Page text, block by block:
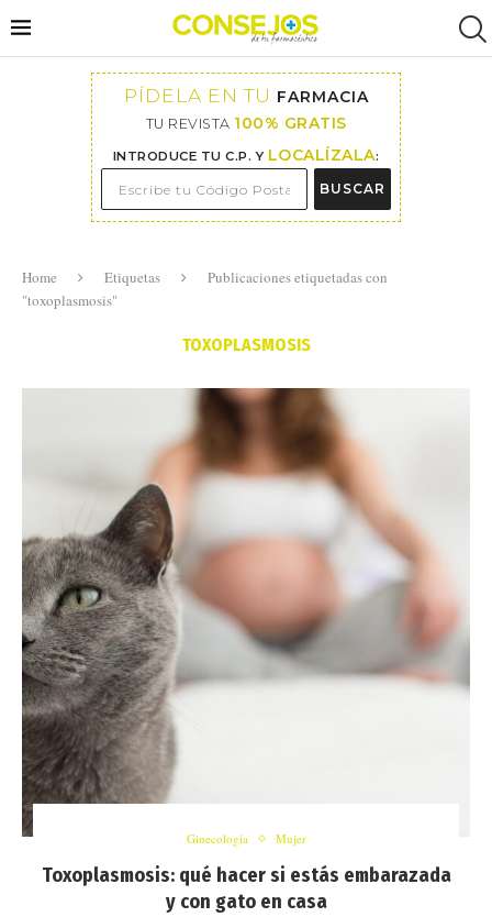
PÍDELA EN TU FARMACIA
TU REVISTA 100% GRATIS
INTRODUCE TU C.P. Y LOCALÍZALA:
BUSCAR
Home Etiquetas
Publicaciones etiquetadas con
"toxoplasmosis"
TOXOPLASMOSIS
Ginecología Mujer
Toxoplasmosis: qué hacer si estás embarazada
y con gato en casa